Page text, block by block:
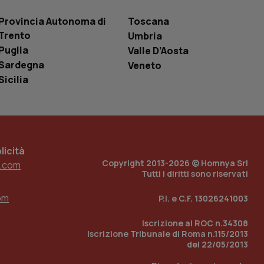
Autonoma di
Toscana
Umbria
Valle D’Aosta
Veneto
Copyright 2013-2026 © Homnya Srl
Tutti i diritti sono riservati
P.I. e C.F. 13026241003
Iscrizione al ROC n.34308
Iscrizione Tribunale di Roma n.115/2013
del 22/05/2013
del sito web sta
traccia
incorporati
del sito web sta
di
per abilitare il
con identity